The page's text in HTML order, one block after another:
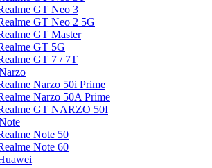
GT Neo 3
GT Neo 2 5G
GT Master
GT 5G
GT 7 / 7T
Narzo 50i Prime
Narzo 50A Prime
GT NARZO 50I
Note 50
Note 60